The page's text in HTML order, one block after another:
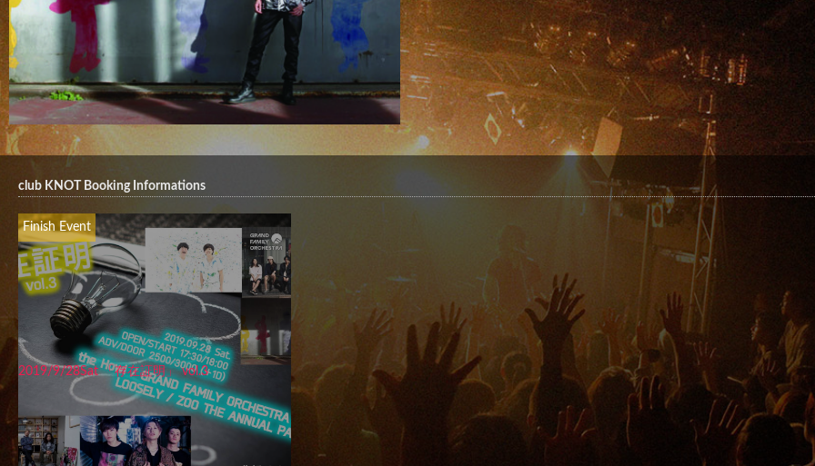
club KNOT Booking Informations
Finish Event
2019/9/28Sat 「存在証明」 vol.3